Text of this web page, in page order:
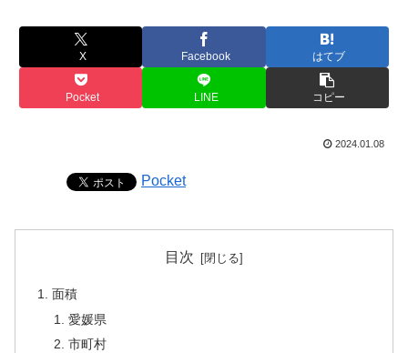
X Facebook はてブ
Pocket LINE コピー
2024.01.08
Pocket
目次
面積
愛媛県
市町村